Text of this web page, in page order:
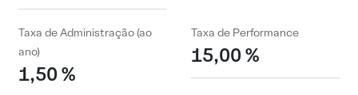
Taxa de Administração (ao
ano)
1,50 %
Taxa de Performance
15,00 %